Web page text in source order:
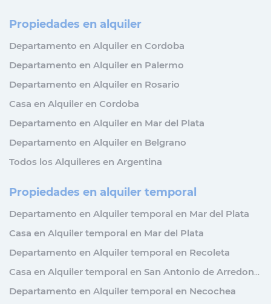
Propiedades en alquiler
Departamento en Alquiler en Cordoba
Departamento en Alquiler en Palermo
Departamento en Alquiler en Rosario
Casa en Alquiler en Cordoba
Departamento en Alquiler en Mar del Plata
Departamento en Alquiler en Belgrano
Todos los Alquileres en Argentina
Propiedades en alquiler temporal
Departamento en Alquiler temporal en Mar del Plata
Casa en Alquiler temporal en Mar del Plata
Departamento en Alquiler temporal en Recoleta
Casa en Alquiler temporal en San Antonio de Arredondo
Departamento en Alquiler temporal en Necochea